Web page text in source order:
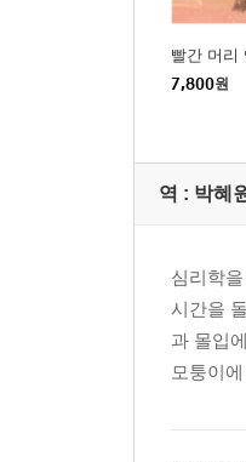
빨간 머리
7,800원
역 : 박혜
심리학
시간을
과 몰입
모퉁이